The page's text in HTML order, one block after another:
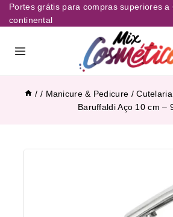
Portes grátis para compras superiores
continental
/ / Manicure & Pedicure / Cutelaria
Baruffaldi Aço 10 cm –